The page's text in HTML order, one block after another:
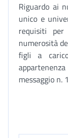
Riguardo ai
unico e
requisiti
numerosità
figli a
messaggio n.